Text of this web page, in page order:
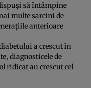
să întâmpine
multe sarcini de
anterioare
a crescut în
diagnosticele de
ridicat au crescut cel